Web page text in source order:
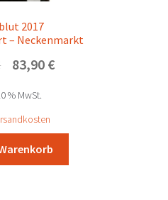
2017
– Neckenmarkt
Ursprünglicher
war:
90,32 €
83,90 €Aktueller
% MwSt.